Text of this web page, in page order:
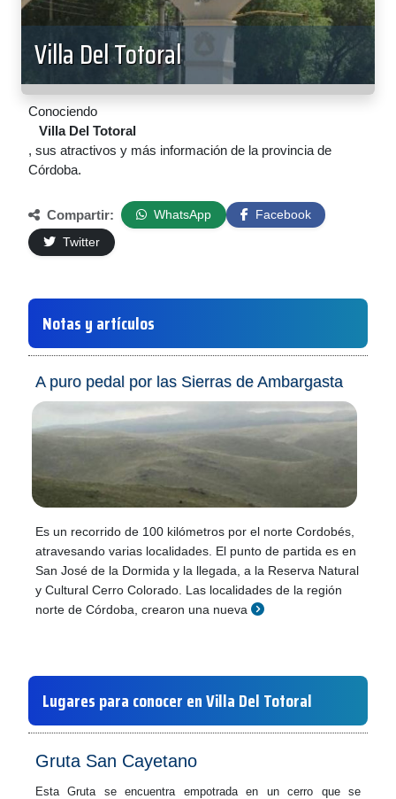
Villa Del Totoral
Conociendo
Villa Del Totoral
, sus atractivos y más información de la provincia de
Córdoba.
Compartir: WhatsApp
Facebook
Twitter
Notas y artículos
A puro pedal por las Sierras de Ambargasta
Es un recorrido de 100 kilómetros por el norte Cordobés,
atravesando varias localidades. El punto de partida es en
San José de la Dormida y la llegada, a la Reserva Natural
y Cultural Cerro Colorado. Las localidades de la región
norte de Córdoba, crearon una nueva
Lugares para conocer en Villa Del Totoral
Gruta San Cayetano
Esta Gruta se encuentra empotrada en un cerro que se